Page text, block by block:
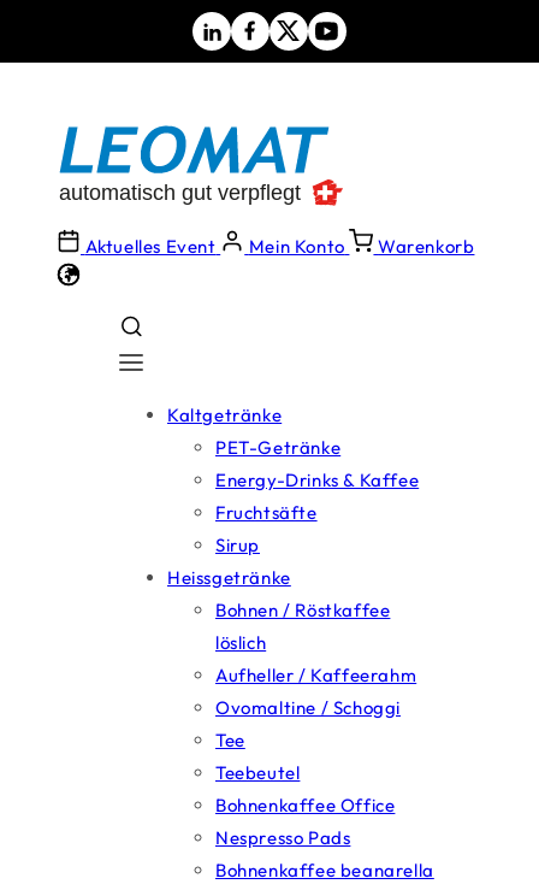
Aktuelles Event Mein Konto Warenkorb
Kaltgetränke
PET-Getränke
Energy-Drinks & Kaffee
Fruchtsäfte
Sirup
Heissgetränke
Bohnen / Röstkaffee
löslich
Aufheller / Kaffeerahm
Ovomaltine / Schoggi
Tee
Teebeutel
Bohnenkaffee Office
Nespresso Pads
Bohnenkaffee beanarella